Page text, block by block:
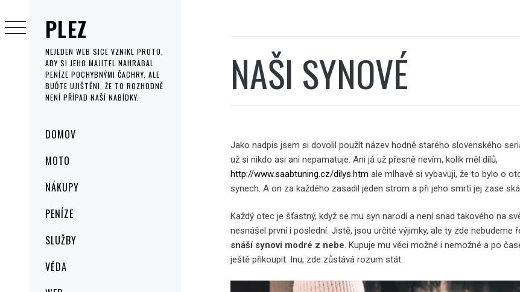
PLEZ
NEJEDEN WEB SICE VZNIKL PROTO,
ABY SI JEHO MAJITEL NAHRABAL
PENÍZE POCHYBNÝMI ČACHRY, ALE
BUĎTE UJIŠTĚNI, ŽE TO ROZHODNĚ
NENÍ PŘÍPAD NAŠÍ NABÍDKY.
MenuDOMOV
MOTO
NÁKUPY
PENÍZE
SLUŽBY
VĚDA
to
content
NAŠI SYNOVÉ
Jako nadpis jsem si dovolil použít název hodně starého slovenského
už si nikdo asi ani nepamatuje. Ani já už přesně nevím, kolik měl dílů,
http://www.saabtuning.cz/dilys.htm ale mlhavě si vybavuji, že to bylo o
synech. A on za každého zasadil jeden strom a při jeho smrti jej zase
Každý otec je šťastný, když se mu syn narodí a není snad takového na
nesnášel první i poslední. Jistě, jsou určité výjimky, ale ty zde nebudeme
snáší synovi modré z nebe. Kupuje mu věci možné i nemožné a po
ještě přikoupit. Inu, zde zůstává rozum stát.